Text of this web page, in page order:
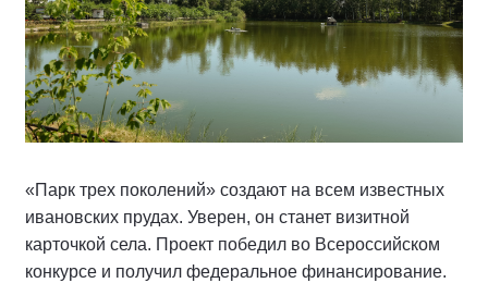
«Парк трех поколений» создают на всем известных
ивановских прудах. Уверен, он станет визитной
карточкой села. Проект победил во Всероссийском
конкурсе и получил федеральное финансирование.